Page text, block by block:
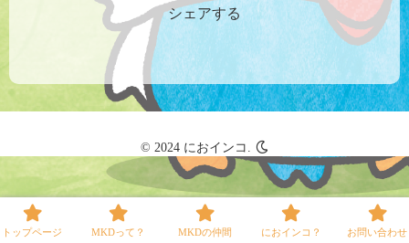
シェアする
© 2024 におインコ.
トップページ MKDって？ MKDの仲間 におインコ？ お問い合わせ